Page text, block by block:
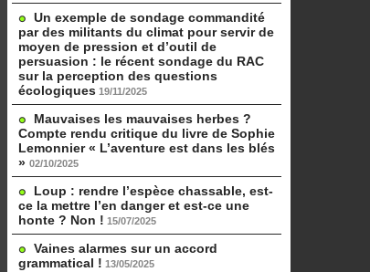
Un exemple de sondage commandité
par des militants du climat pour servir de
moyen de pression et d’outil de
persuasion : le récent sondage du RAC
sur la perception des questions
écologiques 19/11/2025
Mauvaises les mauvaises herbes ?
Compte rendu critique du livre de Sophie
Lemonnier « L’aventure est dans les blés
» 02/10/2025
Loup : rendre l’espèce chassable, est-
ce la mettre l’en danger et est-ce une
honte ? Non ! 15/07/2025
Vaines alarmes sur un accord
grammatical ! 13/05/2025